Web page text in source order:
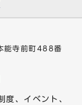
能寺前町488番
度、イベント、